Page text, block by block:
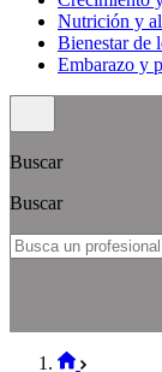
Nutrición y
Bienestar de
Embarazo y
Buscar
Buscar